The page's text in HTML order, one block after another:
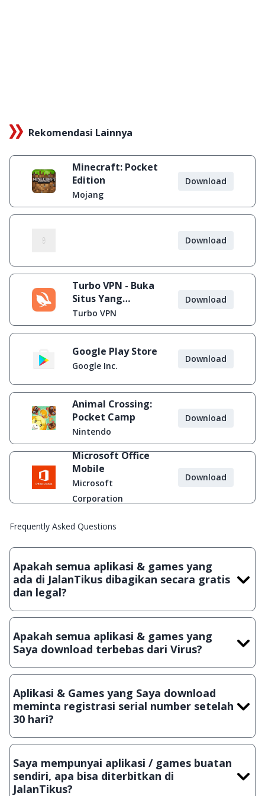
Rekomendasi Lainnya
Minecraft: Pocket
Edition
Mojang
Download
Download
Turbo VPN - Buka
Situs Yang
Diblokir
Turbo VPN
Download
Google Play Store
Google Inc.
Download
Animal Crossing:
Pocket Camp
Nintendo
Download
Microsoft Office
Mobile
Microsoft
Corporation
Download
Frequently Asked Questions
Apakah semua aplikasi & games yang
ada di JalanTikus dibagikan secara gratis
dan legal?
Ya, JalanTikus hanya membagikan aplikasi & games yang
crack, patch atau semacamnya.
Apakah semua aplikasi & games yang
Saya download terbebas dari Virus?
Ya, JalanTikus selalu melakukan scanning dengan 3 jenis
suatu aplikasi atau games, sehingga bisa dijamin 100%
terbebas dari virus.
Aplikasi & Games yang Saya download
meminta registrasi serial number setelah
30 hari?
Meskipun dibagikan secara gratis, namun ada beberapa
hanya bisa digunakan dalam jangka waktu tertentu dan jika
ingin lanjut menggunakannya kamu harus membeli lisensi
aslinya.
Saya mempunyai aplikasi / games buatan
sendiri, apa bisa diterbitkan di
JalanTikus?